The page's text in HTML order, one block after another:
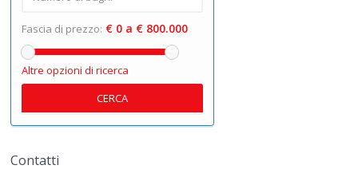
Fascia di prezzo: € 0 a € 800.000
Altre opzioni di ricerca
CERCA
Contatti